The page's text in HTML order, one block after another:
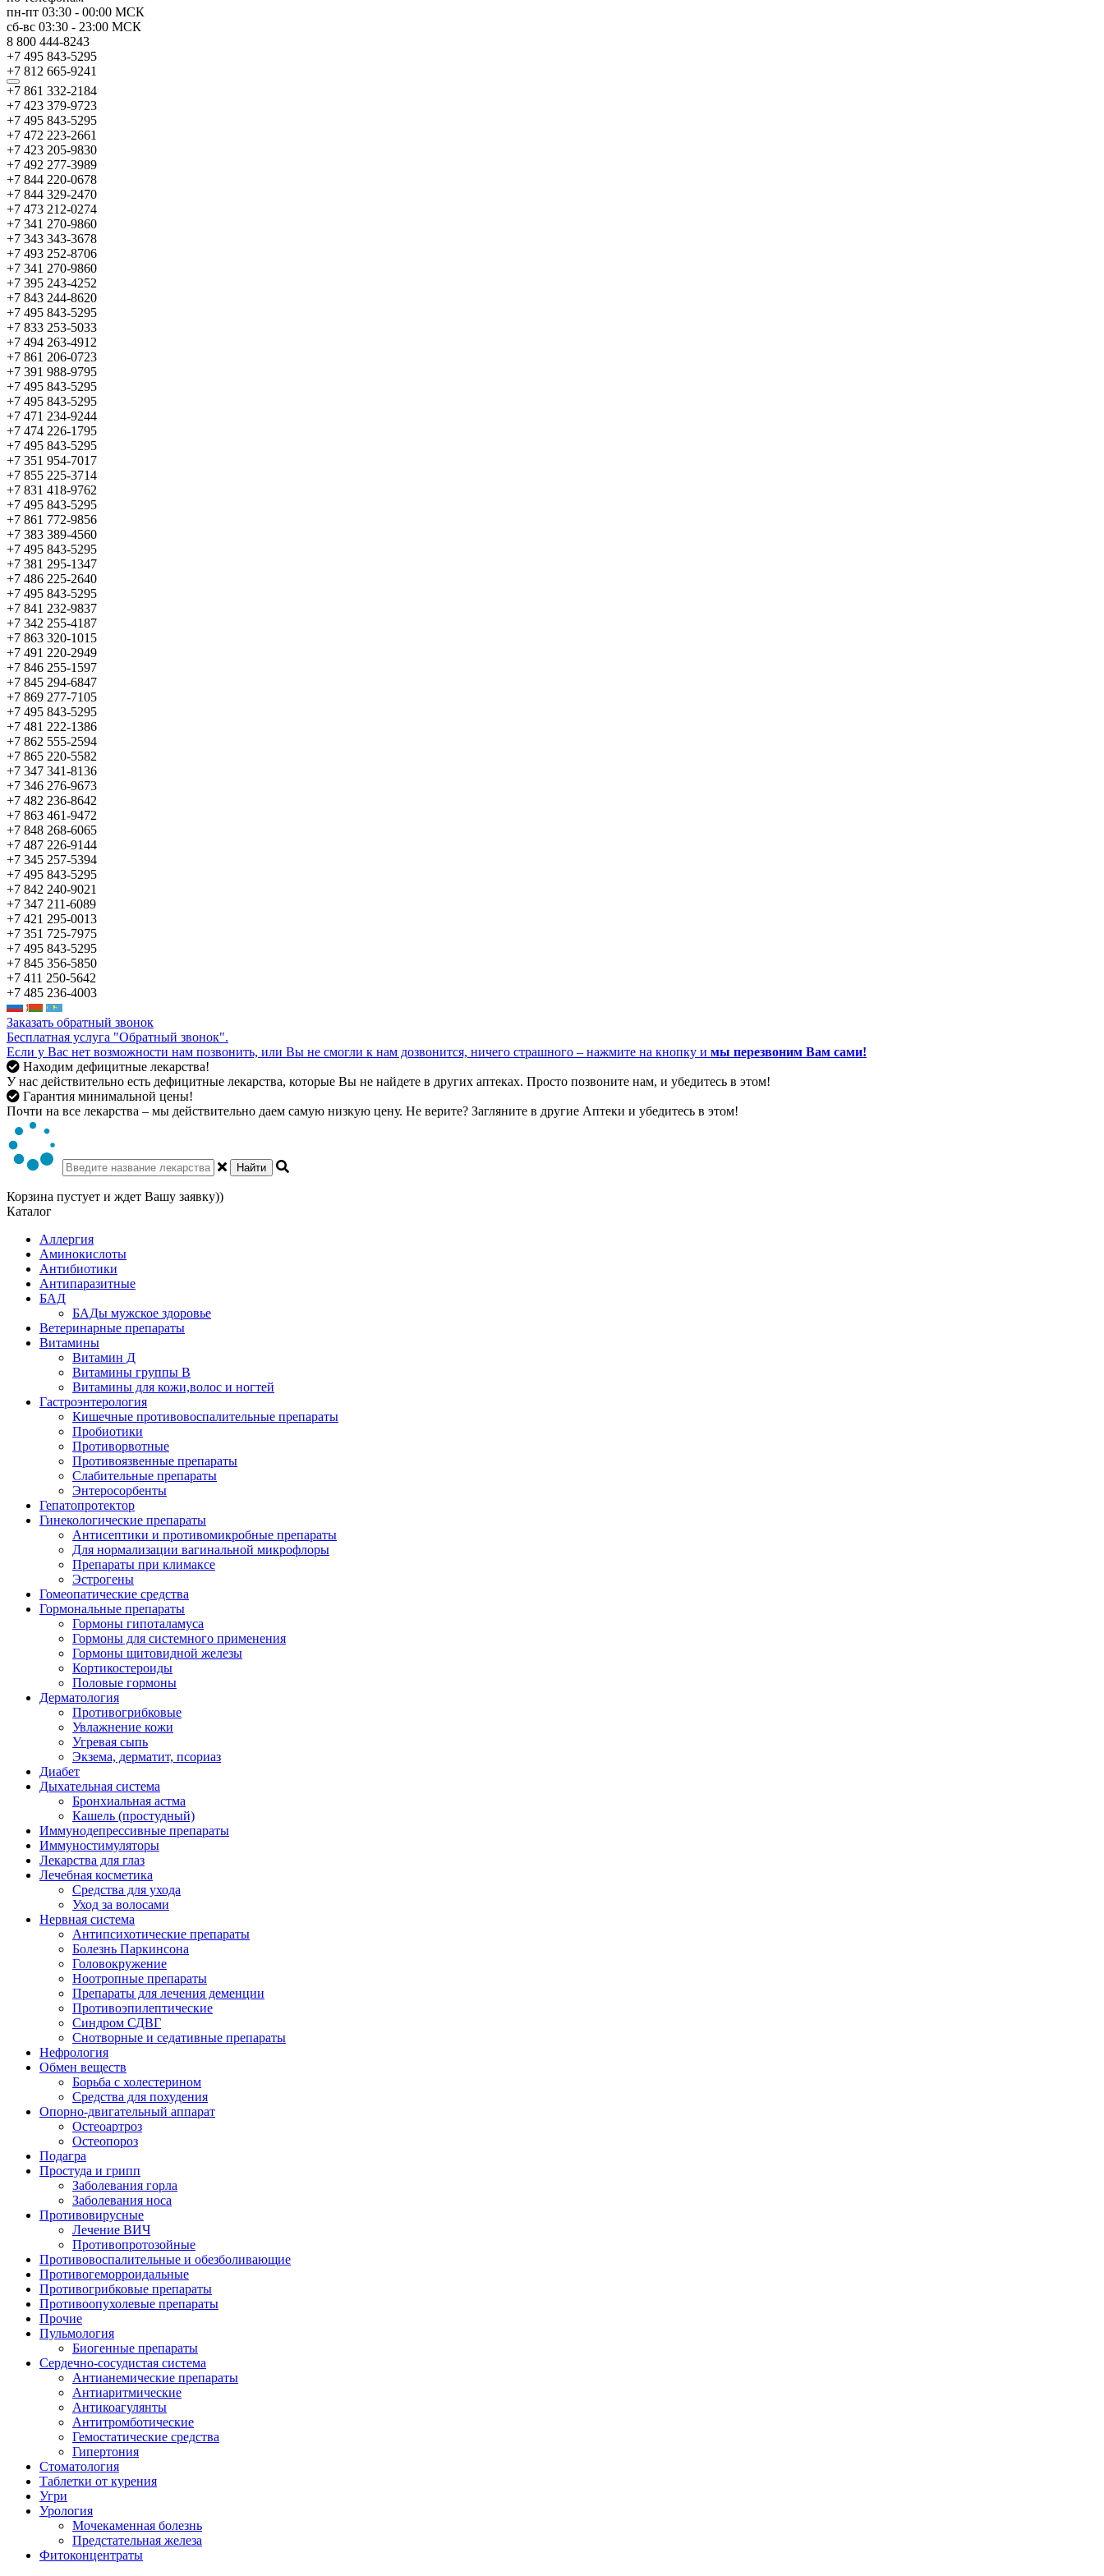
пн-пт 03:30 - 00:00 МСК
сб-вс 03:30 - 23:00 МСК
8 800 444-8243
+7 495 843-5295
+7 812 665-9241
+7 861 332-2184
+7 423 379-9723
+7 495 843-5295
+7 472 223-2661
+7 423 205-9830
+7 492 277-3989
+7 844 220-0678
+7 844 329-2470
+7 473 212-0274
+7 341 270-9860
+7 343 343-3678
+7 493 252-8706
+7 341 270-9860
+7 395 243-4252
+7 843 244-8620
+7 495 843-5295
+7 833 253-5033
+7 494 263-4912
+7 861 206-0723
+7 391 988-9795
+7 495 843-5295
+7 495 843-5295
+7 471 234-9244
+7 474 226-1795
+7 495 843-5295
+7 351 954-7017
+7 855 225-3714
+7 831 418-9762
+7 495 843-5295
+7 861 772-9856
+7 383 389-4560
+7 495 843-5295
+7 381 295-1347
+7 486 225-2640
+7 495 843-5295
+7 841 232-9837
+7 342 255-4187
+7 863 320-1015
+7 491 220-2949
+7 846 255-1597
+7 845 294-6847
+7 869 277-7105
+7 495 843-5295
+7 481 222-1386
+7 862 555-2594
+7 865 220-5582
+7 347 341-8136
+7 346 276-9673
+7 482 236-8642
+7 863 461-9472
+7 848 268-6065
+7 487 226-9144
+7 345 257-5394
+7 495 843-5295
+7 842 240-9021
+7 347 211-6089
+7 421 295-0013
+7 351 725-7975
+7 495 843-5295
+7 845 356-5850
+7 411 250-5642
+7 485 236-4003
Заказать обратный звонок
Бесплатная услуга "Обратный звонок".
Если у Вас нет возможности нам позвонить, или Вы не смогли к нам дозвонится, ничего страшного – нажмите на кнопку и мы перезвоним Вам сами!
Находим дефицитные лекарства!
У нас действительно есть дефицитные лекарства, которые Вы не найдете в других аптеках. Просто позвоните нам, и убедитесь в этом!
Гарантия минимальной цены!
Почти на все лекарства – мы действительно даем самую низкую цену. Не верите? Загляните в другие Аптеки и убедитесь в этом!
Найти
Корзина пустует и ждет Вашу заявку))
Каталог
Аллергия
Аминокислоты
Антибиотики
Антипаразитные
БАД
БАДы мужское здоровье
Ветеринарные препараты
Витамины
Витамин Д
Витамины группы В
Витамины для кожи,волос и ногтей
Гастроэнтерология
Кишечные противовоспалительные препараты
Пробиотики
Противорвотные
Противоязвенные препараты
Слабительные препараты
Энтеросорбенты
Гепатопротектор
Гинекологические препараты
Антисептики и противомикробные препараты
Для нормализации вагинальной микрофлоры
Препараты при климаксе
Эстрогены
Гомеопатические средства
Гормональные препараты
Гормоны гипоталамуса
Гормоны для системного применения
Гормоны щитовидной железы
Кортикостероиды
Половые гормоны
Дерматология
Противогрибковые
Увлажнение кожи
Угревая сыпь
Экзема, дерматит, псориаз
Диабет
Дыхательная система
Бронхиальная астма
Кашель (простудный)
Иммунодепрессивные препараты
Иммуностимуляторы
Лекарства для глаз
Лечебная косметика
Средства для ухода
Уход за волосами
Нервная система
Антипсихотические препараты
Болезнь Паркинсона
Головокружение
Ноотропные препараты
Препараты для лечения деменции
Противоэпилептические
Синдром СДВГ
Снотворные и седативные препараты
Нефрология
Обмен веществ
Борьба с холестерином
Средства для похудения
Опорно-двигательный аппарат
Остеоартроз
Остеопороз
Подагра
Простуда и грипп
Заболевания горла
Заболевания носа
Противовирусные
Лечение ВИЧ
Противопротозойные
Противовоспалительные и обезболивающие
Противогеморроидальные
Противогрибковые препараты
Противоопухолевые препараты
Прочие
Пульмология
Биогенные препараты
Сердечно-сосудистая система
Антианемические препараты
Антиаритмические
Антикоагулянты
Антитромботические
Гемостатические средства
Гипертония
Стоматология
Таблетки от курения
Угри
Урология
Мочекаменная болезнь
Предстательная железа
Фитоконцентраты